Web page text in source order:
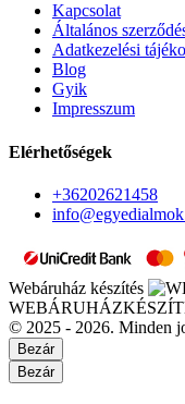
Kapcsolat
Általános
Adatkezelési
Blog
Gyik
Impresszum
Elérhetőségek
+36202621458
Webáruház készítés
© 2025 - 2026. Minden
Bezár
Bezár